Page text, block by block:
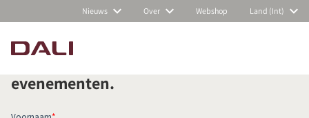
Nieuws Over Webshop Land (Int)
PRODUCTEN VERGELIJKEN
Schrijf je in voor onze nieuwsbrief en
blijf op de hoogte van al het nieuws en
evenementen.